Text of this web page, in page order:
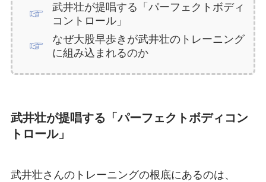
武井壮が提唱する「パーフェクトボディ
コントロール」
なぜ大股早歩きが武井壮のトレーニング
に組み込まれるのか
武井壮が提唱する「パーフェクトボディコン
トロール」
武井壮さんのトレーニングの根底にあるのは、